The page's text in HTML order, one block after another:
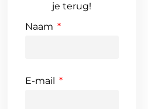
je terug!
Naam
E-mail